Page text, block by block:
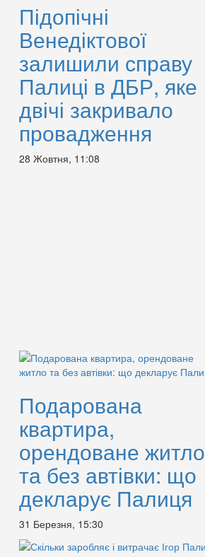
Підопічні
Венедіктової
залишили справу
Палиці в ДБР, яке
двічі закривало
провадження
28 Жовтня, 11:08
Подарована
квартира,
орендоване житло
та без автівки: що
декларує Палиця
31 Березня, 15:30